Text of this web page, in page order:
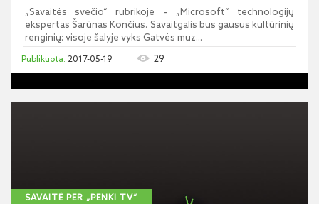
„Savaitės svečio“ rubrikoje – „Microsoft“ technologijų
ekspertas Šarūnas Končius. Savaitgalis bus gausus kultūrinių
renginių: visoje šalyje vyks Gatvės muz...
2017-05-19 29
SAVAITĖ PER „PENKI TV“